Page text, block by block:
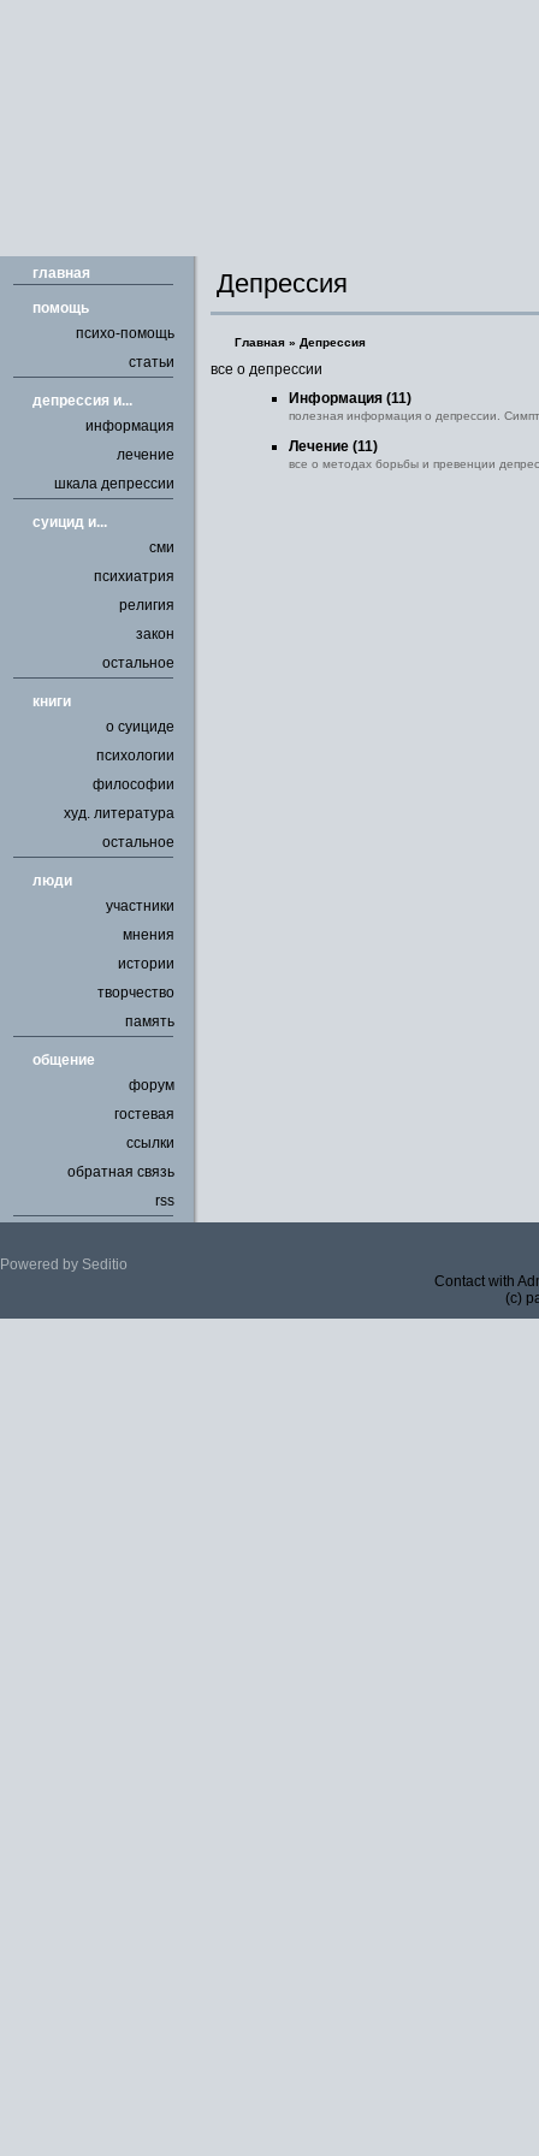
главная
помощь
психо-помощь
статьи
депрессия и...
информация
лечение
шкала депрессии
cуицид и...
сми
психиатрия
религия
закон
остальное
книги
о суициде
психологии
философии
худ. литература
остальное
люди
участники
мнения
истории
творчество
память
общение
форум
гостевая
ссылки
обратная связь
rss
Депрессия
Главная » Депрессия
все о депрессии
Информация (11)
полезная информация о депрессии.
Лечение (11)
все о методах борьбы и превенции
Powered by Seditio
Contact with
(c)